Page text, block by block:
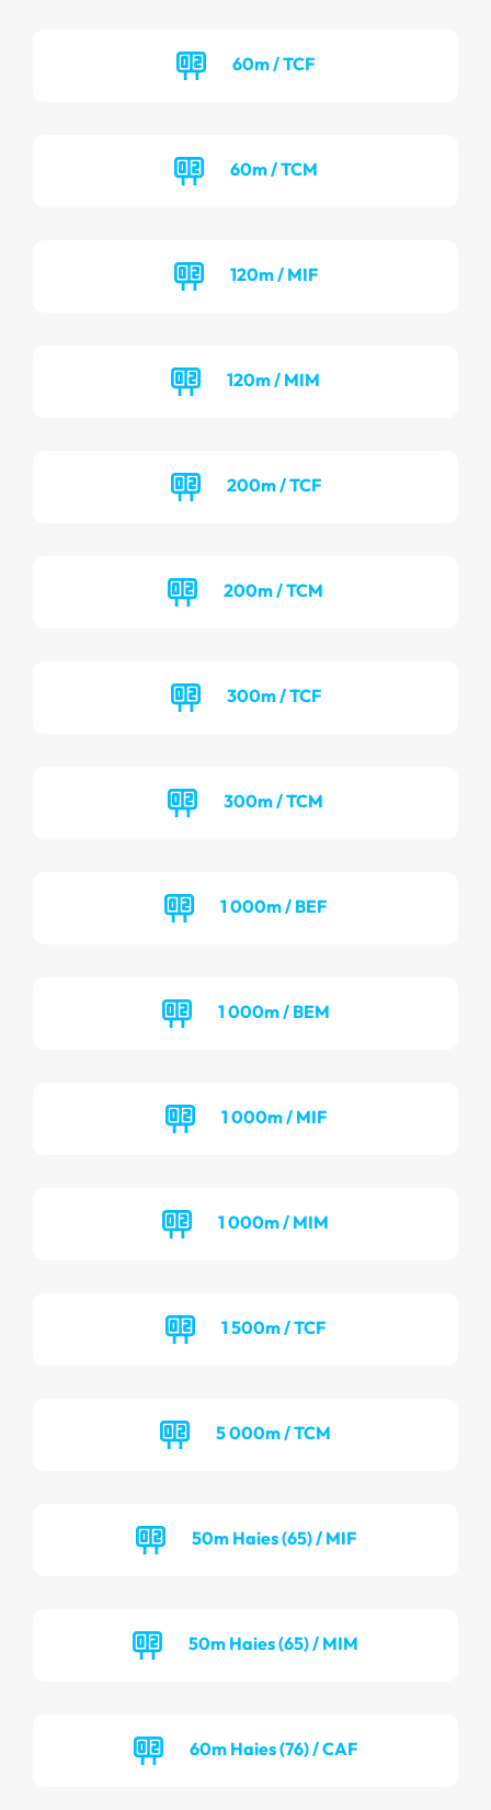
60m / TCF
60m / TCM
120m / MIF
120m / MIM
200m / TCF
200m / TCM
300m / TCF
300m / TCM
1 000m / BEF
1 000m / BEM
1 000m / MIF
1 000m / MIM
1 500m / TCF
5 000m / TCM
50m Haies (65) / MIF
50m Haies (65) / MIM
60m Haies (76) / CAF